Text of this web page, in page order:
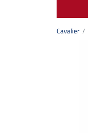
Cavalier